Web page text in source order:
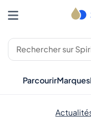
ParcourirMarques